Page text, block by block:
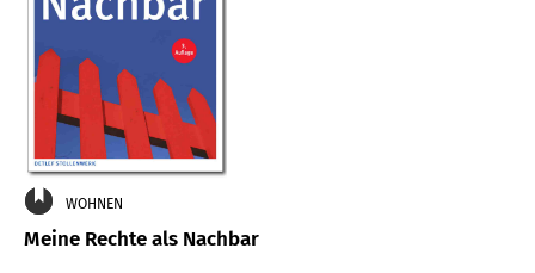
WOHNEN
Meine Rechte als Nachbar